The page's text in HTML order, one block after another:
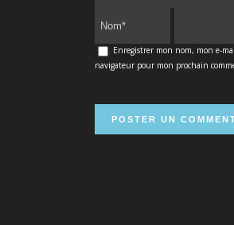
Enregistrer mon nom, mon e-
navigateur pour mon prochain